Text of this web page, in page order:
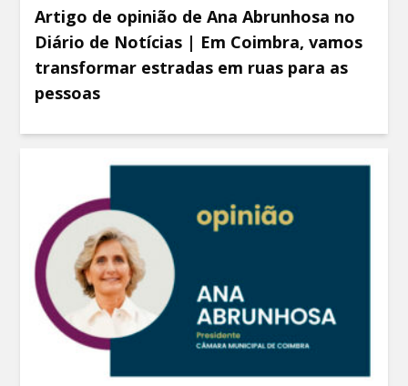
Artigo de opinião de Ana Abrunhosa no
Diário de Notícias | Em Coimbra, vamos
transformar estradas em ruas para as
pessoas